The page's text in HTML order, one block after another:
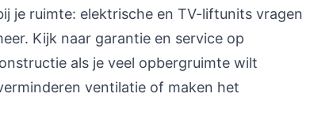
je ruimte: elektrische en TV-liftunits vragen
Kijk naar garantie en service op
als je veel opbergruimte wilt
ventilatie of maken het